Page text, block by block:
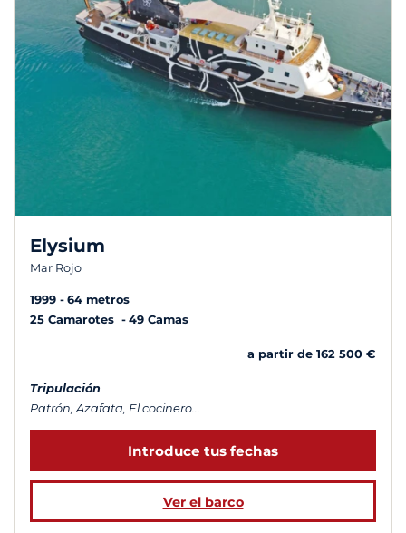
Elysium
Mar Rojo
1999
64 metros
25 Camarotes
49 Camas
a partir de 162 500 €
Tripulación
Patrón, Azafata, El cocinero...
Introduce tus fechas
Ver el barco